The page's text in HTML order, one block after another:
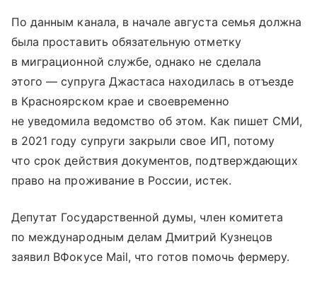
По данным канала, в начале августа семья должна
была проставить обязательную отметку
в миграционной службе, однако не сделала
этого — супруга Джастаса находилась в отъезде
в Красноярском крае и своевременно
не уведомила ведомство об этом. Как пишет СМИ,
в 2021 году супруги закрыли свое ИП, потому
что срок действия документов, подтверждающих
право на проживание в России, истек.
Депутат Государственной думы, член комитета
по международным делам Дмитрий Кузнецов
заявил ВФокусе Mail, что готов помочь фермеру.